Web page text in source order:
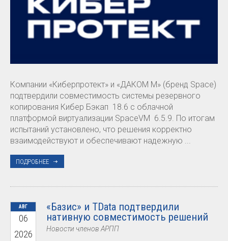
Компании «Киберпротект» и «ДАКОМ М» (бренд Space)
подтвердили совместимость системы резервного
копирования Кибер Бэкап 18.6 с облачной
платформой виртуализации SpaceVM 6.5.9. По итогам
испытаний установлено, что решения корректно
взаимодействуют и обеспечивают надежную ...
ПОДРОБНЕЕ
АВГ
06
2026
«Базис» и TData подтвердили
нативную совместимость решений
Новости членов АРПП